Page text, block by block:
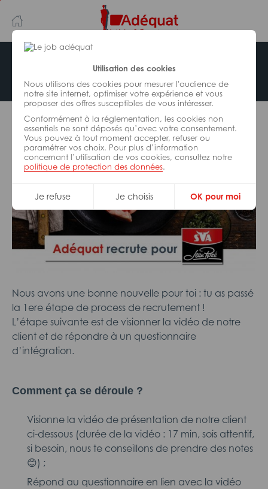
Utilisation des cookies
Nous utilisons des cookies pour mesurer l'audience de
notre site internet, optimiser votre expérience et vous
proposer des offres susceptibles de vous intéresser.
Conformément à la réglementation, les cookies non
essentiels ne sont déposés qu’avec votre consentement.
Vous pouvez à tout moment accepter, refuser ou
paramétrer vos choix. Pour plus d’information
concernant l’utilisation de vos cookies, consultez notre
politique de protection des données.
Je refuse Je choisis OK pour moi
au
contenu
principal
navigation
Adéquat recrute pour Saviel France
Nous avons une bonne nouvelle pour toi : tu as passé
la 1ere étape de process de recrutement !
L’étape suivante est de visionner la vidéo de notre
client et de répondre à un questionnaire
d’intégration.
Comment ça se déroule ?
Visionne la vidéo de présentation de notre client
ci-dessous (durée de la vidéo : 17 min, sois attentif,
si besoin, nous te conseillons de prendre des notes
😊) ;
Répond au questionnaire en lien avec la vidéo